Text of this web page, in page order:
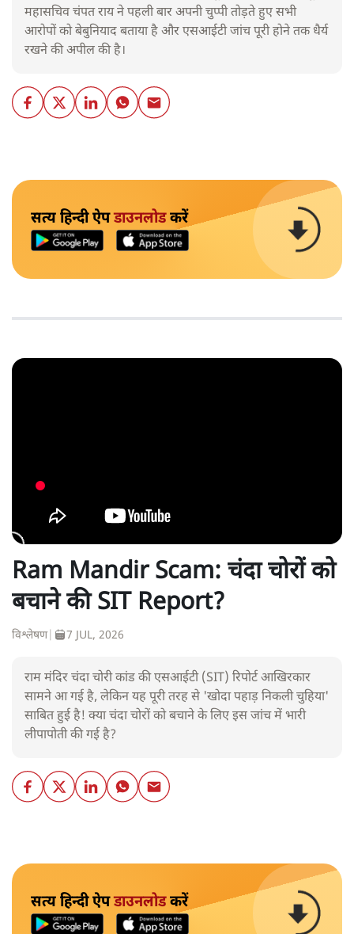
महासचिव चंपत राय ने पहली बार अपनी चुप्पी तोड़ते हुए सभी
आरोपों को बेबुनियाद बताया है और एसआईटी जांच पूरी होने तक धैर्य
रखने की अपील की है।
सत्य हिन्दी ऐपडाउनलोडकरें
Ram Mandir Scam: चंदा चोरों को
बचाने की SIT Report?
विश्लेषण| 7 JUL, 2026
राम मंदिर चंदा चोरी कांड की एसआईटी (SIT) रिपोर्ट आखिरकार
सामने आ गई है, लेकिन यह पूरी तरह से 'खोदा पहाड़ निकली चुहिया'
साबित हुई है! क्या चंदा चोरों को बचाने के लिए इस जांच में भारी
लीपापोती की गई है?
सत्य हिन्दी ऐपडाउनलोडकरें